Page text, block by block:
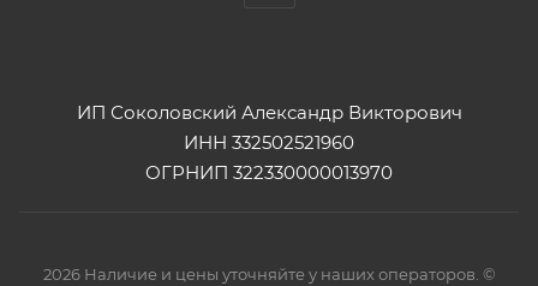
ИП Соколовский Александр Викторович
ИНН 332502521960
ОГРНИП 322330000013970
2026 Наличие и цены уточняйте у наших операторов. ©